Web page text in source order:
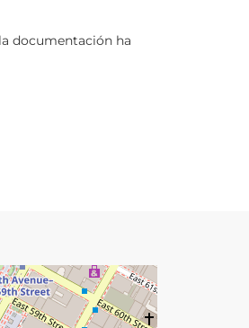
documentación ha